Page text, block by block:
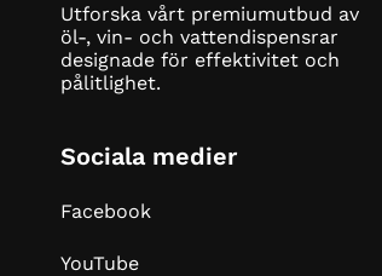
Utforska vårt premiumutbud av
öl-, vin- och vattendispensrar
designade för effektivitet och
pålitlighet.
Sociala medier
Facebook
YouTube